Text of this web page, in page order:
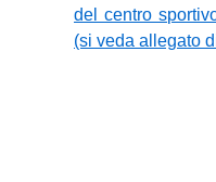
del centro
(si veda allegato